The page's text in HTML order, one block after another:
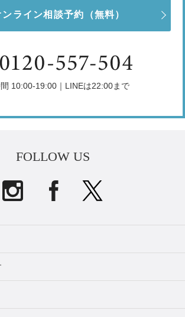
ンライン相談予約 （無料）
10:00-19:00｜LINEは22:00まで
FOLLOW US